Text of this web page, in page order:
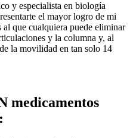
y especialista en biología
el mayor logro de mi
que cualquiera puede eliminar
y la columna y, al
la movilidad en tan solo 14
medicamentos